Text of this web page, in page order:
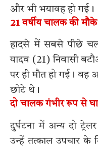
और भी भयावह हो गई।
21 वर्षीय चालक की
हादसे में सबसे पीछे
यादव (21) निवासी
पर ही मौत हो गई। वह
छोटे थे।
दो चालक गंभीर रूप से
दुर्घटना में अन्य दो
उन्हें तत्काल उपचार के